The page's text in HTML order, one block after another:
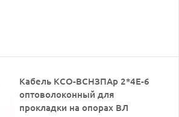
Кабель КСО-ВСНЗПАр 2*4Е-6
оптоволоконный для
прокладки на опорах ВЛ